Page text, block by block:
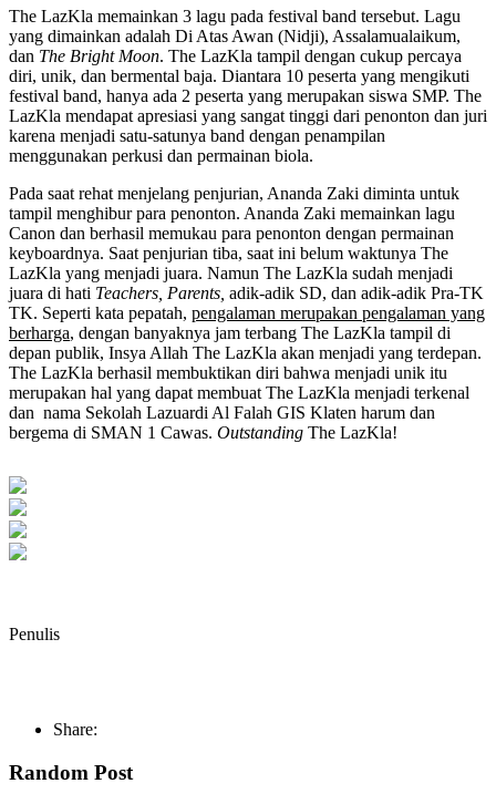
The LazKla memainkan 3 lagu pada festival band tersebut. Lagu
yang dimainkan adalah Di Atas Awan (Nidji), Assalamualaikum,
dan The Bright Moon. The LazKla tampil dengan cukup percaya
diri, unik, dan bermental baja. Diantara 10 peserta yang mengikuti
festival band, hanya ada 2 peserta yang merupakan siswa SMP. The
LazKla mendapat apresiasi yang sangat tinggi dari penonton dan juri
karena menjadi satu-satunya band dengan penampilan
menggunakan perkusi dan permainan biola.
Pada saat rehat menjelang penjurian, Ananda Zaki diminta untuk
tampil menghibur para penonton. Ananda Zaki memainkan lagu
Canon dan berhasil memukau para penonton dengan permainan
keyboardnya. Saat penjurian tiba, saat ini belum waktunya The
LazKla yang menjadi juara. Namun The LazKla sudah menjadi
juara di hati Teachers, Parents, adik-adik SD, dan adik-adik Pra-TK
TK. Seperti kata pepatah, pengalaman merupakan pengalaman yang
berharga, dengan banyaknya jam terbang The LazKla tampil di
depan publik, Insya Allah The LazKla akan menjadi yang terdepan.
The LazKla berhasil membuktikan diri bahwa menjadi unik itu
merupakan hal yang dapat membuat The LazKla menjadi terkenal
dan nama Sekolah Lazuardi Al Falah GIS Klaten harum dan
bergema di SMAN 1 Cawas. Outstanding The LazKla!
Penulis
Share:
Random Post